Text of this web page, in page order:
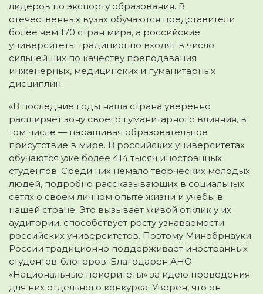
лидеров по экспорту образования. В
отечественных вузах обучаются представители
более чем 170 стран мира, а российские
университеты традиционно входят в число
сильнейших по качеству преподавания
инженерных, медицинских и гуманитарных
дисциплин.
«В последние годы наша страна уверенно
расширяет зону своего гуманитарного влияния, в
том числе — наращивая образовательное
присутствие в мире. В российских университетах
обучаются уже более 414 тысяч иностранных
студентов. Среди них немало творческих молодых
людей, подробно рассказывающих в социальных
сетях о своем личном опыте жизни и учебы в
нашей стране. Это вызывает живой отклик у их
аудитории, способствует росту узнаваемости
российских университетов. Поэтому Минобрнауки
России традиционно поддерживает иностранных
студентов-блогеров. Благодарен АНО
«Национальные приоритеты» за идею проведения
для них отдельного конкурса. Уверен, что он